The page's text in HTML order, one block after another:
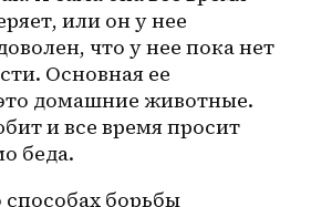
или он у нее
что у нее пока нет
Основная ее
домашние животные.
и все время просит
беда.
способах борьбы